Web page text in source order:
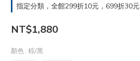
指定分類，全館299折10元，699折30元
NT$1,880
顏色 : 棕/黑